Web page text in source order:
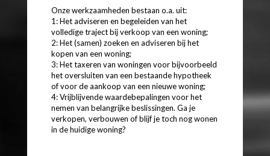
Onze werkzaamheden bestaan o.a. uit:
1: Het adviseren en begeleiden van het
volledige traject bij verkoop van een woning;
2: Het (samen) zoeken en adviseren bij het
kopen van een woning;
3: Het taxeren van woningen voor bijvoorbeeld
het oversluiten van een bestaande hypotheek
of voor de aankoop van een nieuwe woning;
4: Vrijblijvende waardebepalingen voor het
nemen van belangrijke beslissingen. Ga je
verkopen, verbouwen of blijf je toch nog wonen
in de huidige woning?